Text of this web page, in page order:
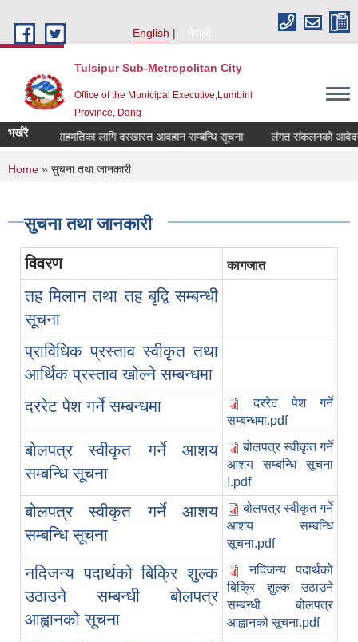
English
नेपाली
Tulsipur Sub-Metropolitan City
Office of the Municipal Executive,Lumbini
Province, Dang
भर्खरैसरुवा सहमतिका लागि दरखास्त आवहान सम्बन्धि सूचना लंगत संकलनको आवेदन
You are here
Home » सुचना तथा जानकारी
सुचना तथा जानकारी
विवरण कागजात
तह मिलान तथा तह बृद्वि सम्बन्धी
सूचना
प्राविधिक प्रस्ताव स्वीकृत तथा
आर्थिक प्रस्ताव खोल्ने सम्बन्धमा
दररेट पेश गर्ने सम्बन्धमा
दररेट पेश गर्ने
सम्बन्धमा.pdf
बोलपत्र स्वीकृत गर्ने आशय
सम्बन्धि सूचना
बोलपत्र स्वीकृत गर्ने
आशय सम्बन्धि सूचना
!.pdf
बोलपत्र स्वीकृत गर्ने आशय
सम्बन्धि सूचना
बोलपत्र स्वीकृत गर्ने
आशय सम्बन्धि
सूचना.pdf
नदिजन्य पदार्थको बिक्रि शुल्क
उठाउने सम्बन्धी बोलपत्र
आह्वानको सूचना
नदिजन्य पदार्थको
बिक्रि शुल्क उठाउने
सम्बन्धी बोलपत्र
आह्वानको सूचना.pdf